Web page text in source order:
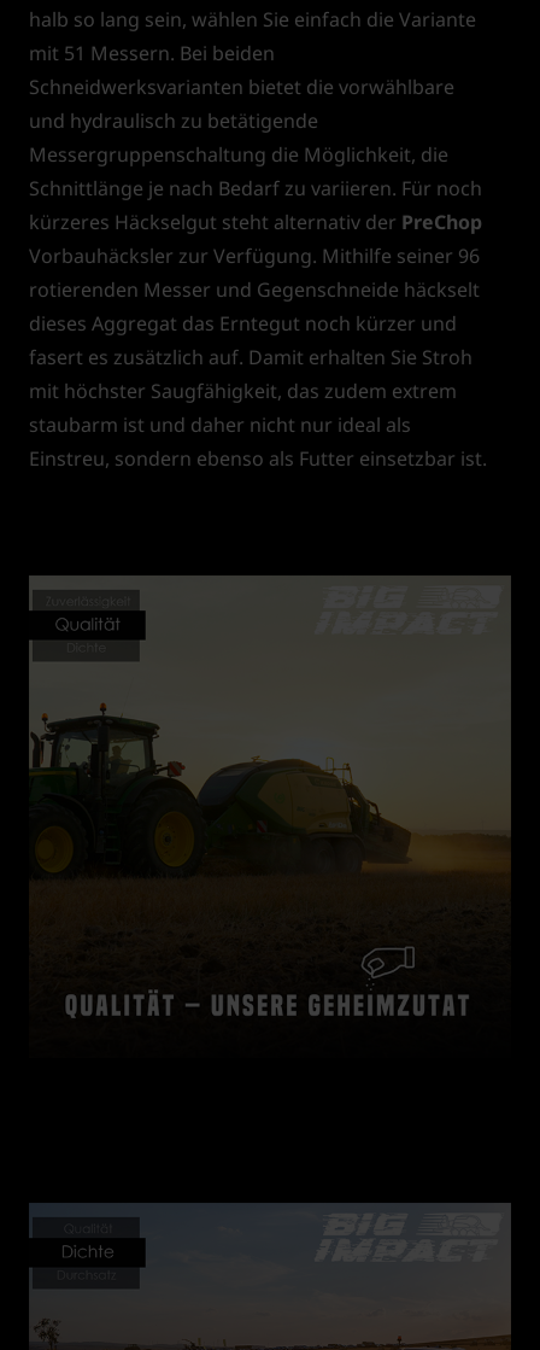
halb so lang sein, wählen Sie einfach die Variante
mit 51 Messern. Bei beiden
Schneidwerksvarianten bietet die vorwählbare
und hydraulisch zu betätigende
Messergruppenschaltung die Möglichkeit, die
Schnittlänge je nach Bedarf zu variieren. Für noch
kürzeres Häckselgut steht alternativ der PreChop
Vorbauhäcksler zur Verfügung. Mithilfe seiner 96
rotierenden Messer und Gegenschneide häckselt
dieses Aggregat das Erntegut noch kürzer und
fasert es zusätzlich auf. Damit erhalten Sie Stroh
mit höchster Saugfähigkeit, das zudem extrem
staubarm ist und daher nicht nur ideal als
Einstreu, sondern ebenso als Futter einsetzbar ist.